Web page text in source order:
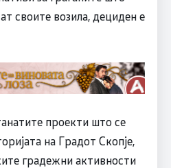
своите возила, дециден е
проекти што се
на Градот Скопје,
градежни активности